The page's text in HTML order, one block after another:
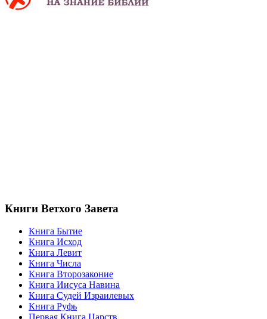
Книги Ветхого Завета
Книга Бытие
Книга Исход
Книга Левит
Книга Числа
Книга Второзаконие
Книга Иисуса Навина
Книга Судей Израилевых
Книга Руфь